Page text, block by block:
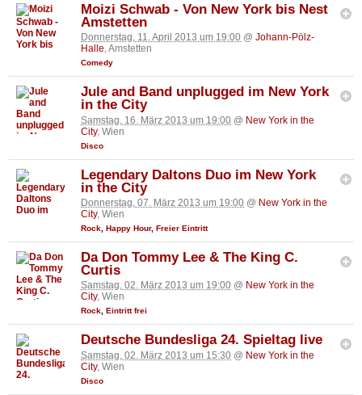
Moizi Schwab - Von New York bis Nest
Amstetten
Donnerstag, 11. April 2013 um 19:00 @ Johann-Pölz-
Halle, Amstetten
Comedy
Jule and Band unplugged im New York
in the City
Samstag, 16. März 2013 um 19:00 @ New York in the
City, Wien
Disco
Legendary Daltons Duo im New York
in the City
Donnerstag, 07. März 2013 um 19:00 @ New York in the
City, Wien
Rock Happy Hour, Freier Eintritt
Da Don Tommy Lee & The King C.
Curtis
Samstag, 02. März 2013 um 19:00 @ New York in the
City, Wien
Rock, Eintritt frei
Deutsche Bundesliga 24. Spieltag live
Samstag, 02. März 2013 um 15:30 @ New York in the
City, Wien
Disco